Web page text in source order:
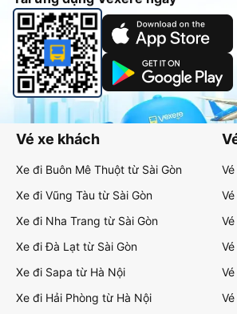
Vé xe khách
Xe đi Buôn Mê Thuột từ Sài Gòn
Xe đi Vũng Tàu từ Sài Gòn
Xe đi Nha Trang từ Sài Gòn
Xe đi Đà Lạt từ Sài Gòn
Xe đi Sapa từ Hà Nội
Xe đi Hải Phòng từ Hà Nội